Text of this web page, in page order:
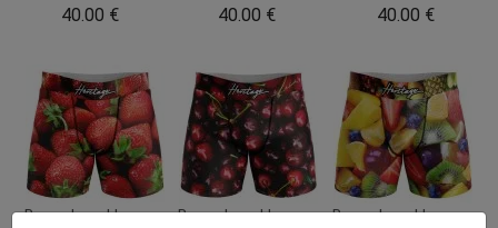
40.00 € 40.00 € 40.00 €
Boxer long Homme Boxer long Homme Boxer long Homme